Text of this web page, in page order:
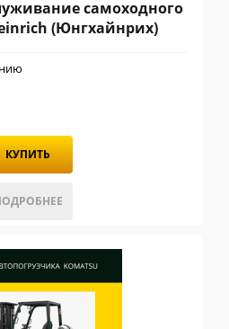
самоходного
(Юнгхайнрих)
КУПИТЬ